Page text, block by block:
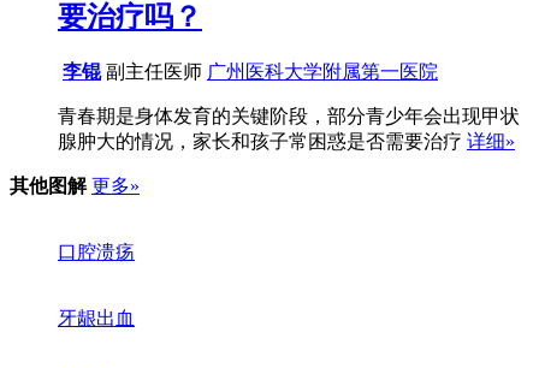
要治疗吗？
李锟副主任医师 广州医科大学附属第一医院
青春期是身体发育的关键阶段，部分青少年会出现甲状
腺肿大的情况，家长和孩子常困惑是否需要治疗 详细»
其他图解 更多»
口腔溃疡
牙龈出血